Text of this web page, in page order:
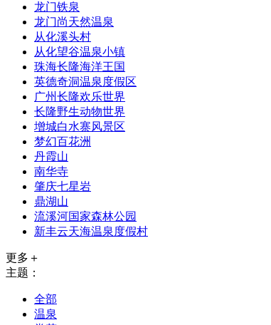
龙门铁泉
龙门尚天然温泉
从化溪头村
从化望谷温泉小镇
珠海长隆海洋王国
英德奇洞温泉度假区
广州长隆欢乐世界
长隆野生动物世界
增城白水寨风景区
梦幻百花洲
丹霞山
南华寺
肇庆七星岩
鼎湖山
流溪河国家森林公园
新丰云天海温泉度假村
更多＋
主题：
全部
温泉